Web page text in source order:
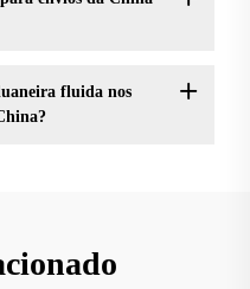
fluida nos